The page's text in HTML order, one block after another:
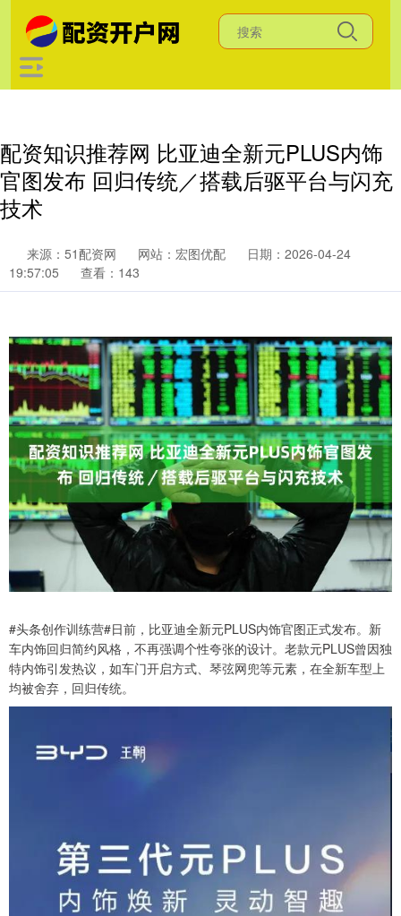
配资知识推荐网 比亚迪全新元PLUS内饰
官图发布 回归传统／搭载后驱平台与闪充
技术
来源：51配资网 网站：宏图优配
日期：2026-04-24
19:57:05
查看：143
#头条创作训练营#日前，比亚迪全新元PLUS内饰官图正式发布。新
车内饰回归简约风格，不再强调个性夸张的设计。老款元PLUS曾因独
特内饰引发热议，如车门开启方式、琴弦网兜等元素，在全新车型上
均被舍弃，回归传统。